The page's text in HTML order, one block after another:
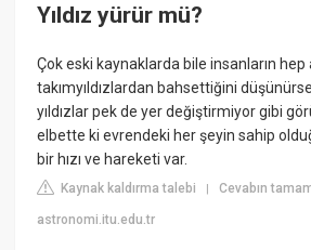
Yıldız yürür mü?
Çok eski kaynaklarda bile insanların hep
takımyıldızlardan bahsettiğini
yıldızlar pek de yer değiştirmiyor gibi
elbette ki evrendeki her şeyin sahip
bir hızı ve hareketi var.
Kaynak kaldırma talebi |Cevabın
astronomi.itu.edu.tr